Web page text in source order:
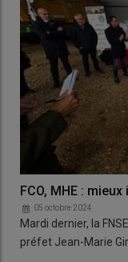
FCO, MHE :
05 octobre 2024
Mardi dernier, la
préfet Jean-Marie